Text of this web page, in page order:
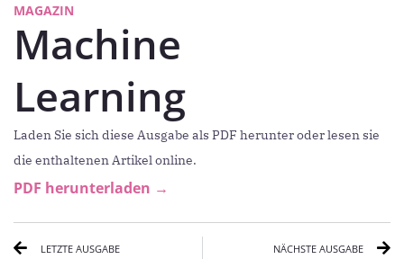
MAGAZIN
Machine
Learning
Laden Sie sich diese Ausgabe als PDF herunter oder lesen sie
die enthaltenen Artikel online.
PDF herunterladen →
PrevLETZTE AUSGABE NÄCHSTE AUSGABE